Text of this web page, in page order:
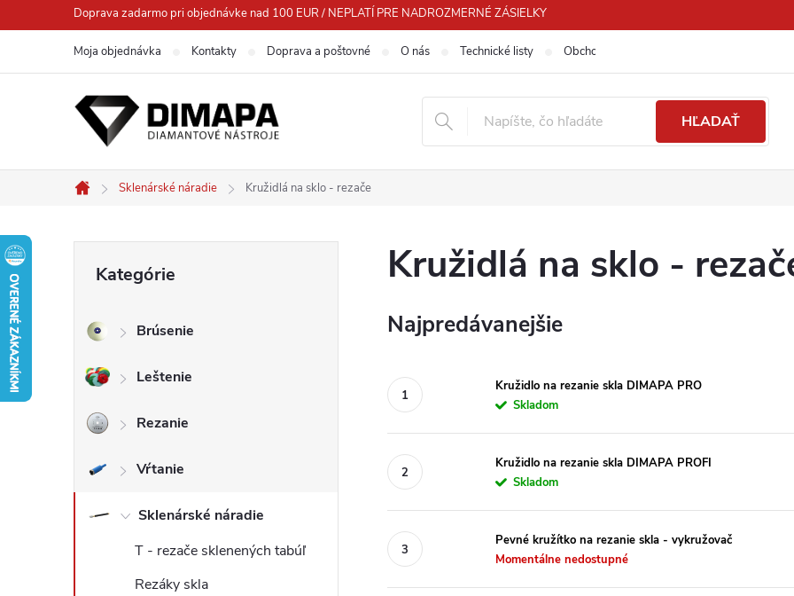
na
Doprava zadarmo pri objednávke nad 100 EUR / NEPLATÍ PRE NADROZMERNÉ ZÁSIELKY
Moja objednávka Kontakty Doprava a poštovné O nás Technické listy Obchodné podmienky
HĽADAŤ
Domov
Sklenárské náradie Kružidlá na sklo - rezače
č
n
ý
p
a
kategórie
Kategórie
Brúsenie
Leštenie
Rezanie
Vŕtanie
Sklenárské náradie
T - rezače sklenených tabúľ
Rezáky skla
Kružidlá na sklo -
Najpredávanejšie
Kružidlo na rezanie skla DIMAPA PRO
Skladom
Kružidlo na rezanie skla DIMAPA PROFI
Skladom
Pevné kružítko na rezanie skla - vykružovač
Momentálne nedostupné